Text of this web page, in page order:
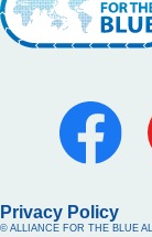
© ALLIANCE FOR THE BLUE
Privacy Policy